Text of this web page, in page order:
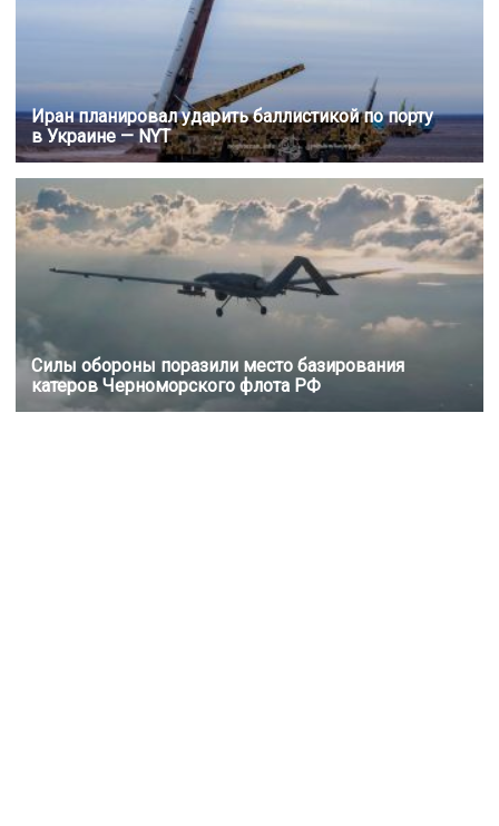
Иран планировал ударить баллистикой по порту
в Украине — NYT
Силы обороны поразили место базирования
катеров Черноморского флота РФ